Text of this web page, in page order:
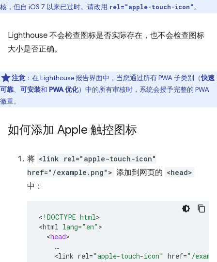
核，但自 iOS 7 以来已过时。请改用 rel="apple-touch-icon"。
Lighthouse 不会检查图标是否实际存在，也不会检查图标
大小是否正确。
注意 ：在 Lighthouse 报告界面中，当您通过所有 PWA 子类别（快速
可靠、 可安装和 PWA 优化）中的所有审核时，系统会授予完整的 PWA
徽章。
如何添加 Apple 触控图标
将 <link rel="apple-touch-icon"
href="/example.png"> 添加到网页的 <head>
中：
< !DOCTYPE html>
<html lang="en"
<head
<link rel="apple-touch-icon" href="/